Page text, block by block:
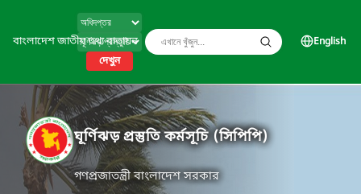
বাংলাদেশ জাতীয় তথ্য বাতায়ন
দেখুন
English
ঘূর্ণিঝড় প্রস্তুতি কর্মসূচি (সিপিপি)
গণপ্রজাতন্ত্রী বাংলাদেশ সরকার